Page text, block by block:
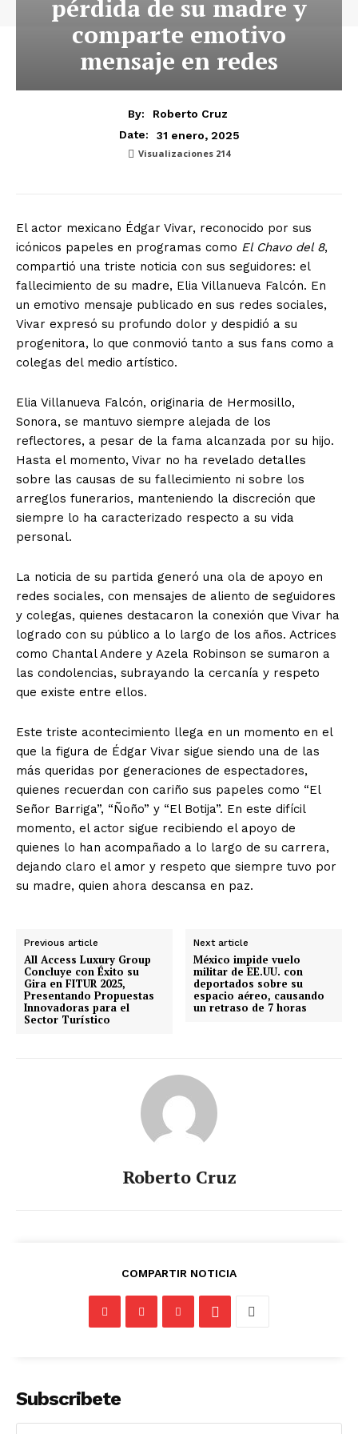
pérdida de su madre y
comparte emotivo
mensaje en redes
By:
Roberto Cruz
Date:
31 enero, 2025
Visualizaciones 214
El actor mexicano Édgar Vivar, reconocido por sus
icónicos papeles en programas como El Chavo del 8,
compartió una triste noticia con sus seguidores: el
fallecimiento de su madre, Elia Villanueva Falcón. En
un emotivo mensaje publicado en sus redes sociales,
Vivar expresó su profundo dolor y despidió a su
progenitora, lo que conmovió tanto a sus fans como a
colegas del medio artístico.
Elia Villanueva Falcón, originaria de Hermosillo,
Sonora, se mantuvo siempre alejada de los
reflectores, a pesar de la fama alcanzada por su hijo.
Hasta el momento, Vivar no ha revelado detalles
sobre las causas de su fallecimiento ni sobre los
arreglos funerarios, manteniendo la discreción que
siempre lo ha caracterizado respecto a su vida
personal.
La noticia de su partida generó una ola de apoyo en
redes sociales, con mensajes de aliento de seguidores
y colegas, quienes destacaron la conexión que Vivar ha
logrado con su público a lo largo de los años. Actrices
como Chantal Andere y Azela Robinson se sumaron a
las condolencias, subrayando la cercanía y respeto
que existe entre ellos.
Este triste acontecimiento llega en un momento en el
que la figura de Édgar Vivar sigue siendo una de las
más queridas por generaciones de espectadores,
quienes recuerdan con cariño sus papeles como “El
Señor Barriga”, “Ñoño” y “El Botija”. En este difícil
momento, el actor sigue recibiendo el apoyo de
quienes lo han acompañado a lo largo de su carrera,
dejando claro el amor y respeto que siempre tuvo por
su madre, quien ahora descansa en paz.
Previous article
All Access Luxury Group
Concluye con Éxito su
Gira en FITUR 2025,
Presentando Propuestas
Innovadoras para el
Sector Turístico
Next article
México impide vuelo
militar de EE.UU. con
deportados sobre su
espacio aéreo, causando
un retraso de 7 horas
Roberto Cruz
COMPARTIR NOTICIA
Subscribete